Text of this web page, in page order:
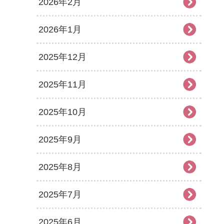
2026年2月
2026年1月
2025年12月
2025年11月
2025年10月
2025年9月
2025年8月
2025年7月